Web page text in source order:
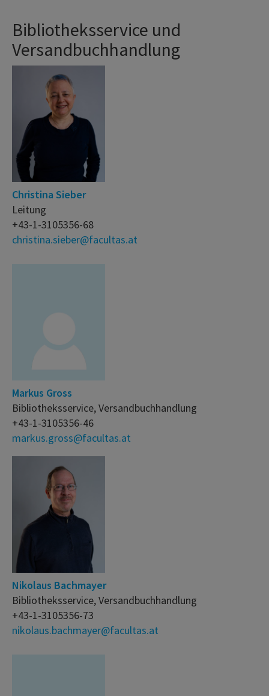
Bibliotheksservice und
Versandbuchhandlung
Christina Sieber
Leitung
+43-1-3105356-68
christina.sieber@facultas.at
Markus Gross
Bibliotheksservice, Versandbuchhandlung
+43-1-3105356-46
markus.gross@facultas.at
Nikolaus Bachmayer
Bibliotheksservice, Versandbuchhandlung
+43-1-3105356-73
nikolaus.bachmayer@facultas.at